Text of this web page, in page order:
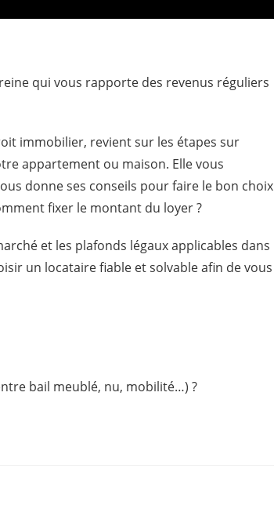
qui vous rapporte des revenus réguliers
immobilier, revient sur les étapes sur
appartement ou maison. Elle vous
donne ses conseils pour faire le bon choix
fixer le montant du loyer ?
et les plafonds légaux applicables dans
un locataire fiable et solvable afin de vous
bail meublé, nu, mobilité…) ?